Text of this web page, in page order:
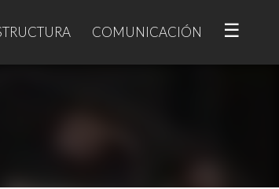
COMUNICACIÓN ☰